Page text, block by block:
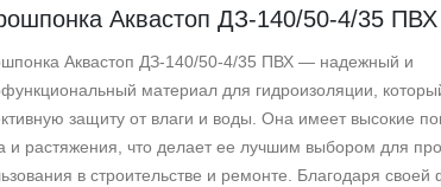
Аквастоп ДЗ-140/50-4/35 ПВХ
Аквастоп ДЗ-140/50-4/35 ПВХ — надежный и
материал для гидроизоляции,
защиту от влаги и воды. Она имеет высокие
и растяжения, что делает ее лучшим выбором для
в строительстве и ремонте. Благодаря